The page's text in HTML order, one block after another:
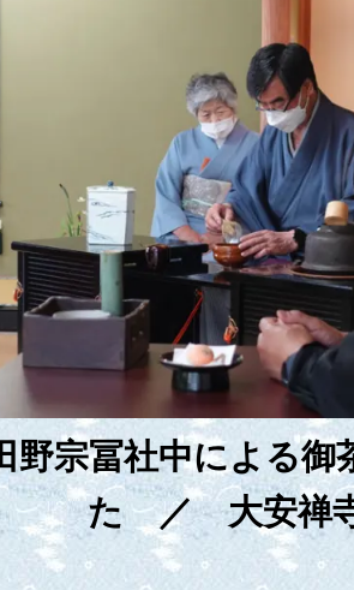
野宗冨社中による御
た ／ 大安禅